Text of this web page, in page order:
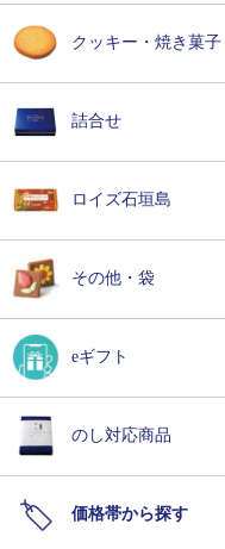
クッキー・焼き菓子
詰合せ
ロイズ石垣島
その他・袋
eギフト
のし対応商品
価格帯から探す